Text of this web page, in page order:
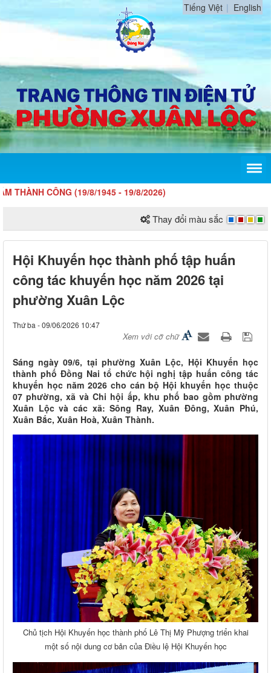
Tiếng Việt English
CÔNG (19/8/1945 - 19/8/2026)
Thay đổi màu sắc
Hội Khuyến học thành phố tập huấn
công tác khuyến học năm 2026 tại
phường Xuân Lộc
Thứ ba - 09/06/2026 10:47
Xem với cỡ chữ
Sáng ngày 09/6, tại phường Xuân Lộc, Hội Khuyến học
thành phố Đồng Nai tổ chức hội nghị tập huấn công tác
khuyến học năm 2026 cho cán bộ Hội khuyến học thuộc
07 phường, xã và Chi hội ấp, khu phố bao gồm phường
Xuân Lộc và các xã: Sông Ray, Xuân Đông, Xuân Phú,
Xuân Bắc, Xuân Hoà, Xuân Thành.
Chủ tịch Hội Khuyến học thành phố Lê Thị Mỹ Phượng triển khai
một số nội dung cơ bản của Điều lệ Hội Khuyến học